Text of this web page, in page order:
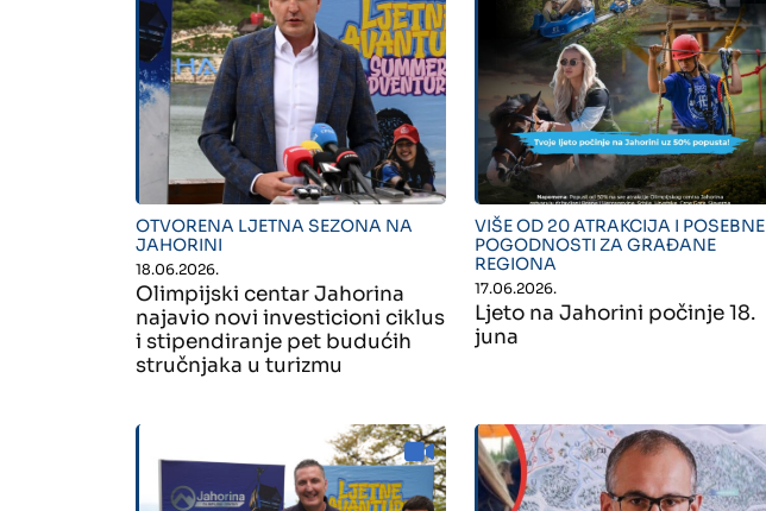
" alt="">
OTVORENA LJETNA SEZONA NA
JAHORINI
18.06.2026.
Olimpijski centar Jahorina
najavio novi investicioni ciklus
i stipendiranje pet budućih
stručnjaka u turizmu
" alt="">
VIŠE OD 20 ATRAKCIJA I POSEBNE
POGODNOSTI ZA GRAĐANE
REGIONA
17.06.2026.
Ljeto na Jahorini počinje 18.
juna